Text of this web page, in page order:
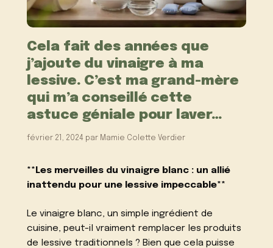
Cela fait des années que
j’ajoute du vinaigre à ma
lessive. C’est ma grand-mère
qui m’a conseillé cette
astuce géniale pour laver…
février 21, 2024 par Mamie Colette Verdier
**Les merveilles du vinaigre blanc : un allié
inattendu pour une lessive impeccable**
Le vinaigre blanc, un simple ingrédient de
cuisine, peut-il vraiment remplacer les produits
de lessive traditionnels ? Bien que cela puisse